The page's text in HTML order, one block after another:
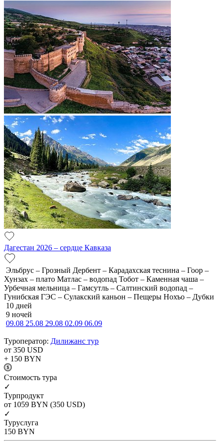
Дагестан 2026 – сердце Кавказа
Эльбрус – Грозный Дербент – Карадахская теснина – Гоор –
Хунзах – плато Матлас – водопад Тобот – Каменная чаша –
Урбечная мельница – Гамсутль – Салтинский водопад –
Гунибская ГЭС – Сулакский каньон – Пещеры Нохъо – Дубки
10 дней
9 ночей
09.08 25.08 29.08 02.09 06.09
Туроператор: Дилижанс тур
от 350 USD
+ 150 BYN
Cтоимость тура
✓
Турпродукт
от 1059 BYN (350 USD)
✓
Туруслуга
150 BYN